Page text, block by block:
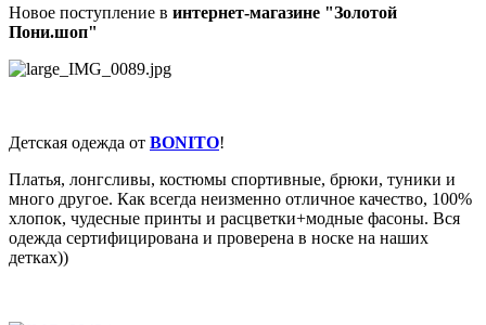
Новое поступление в интернет-магазине "Золотой
Пони.шоп"
Детская одежда от BONITO!
Платья, лонгсливы, костюмы спортивные, брюки, туники и
много другое. Как всегда неизменно отличное качество, 100%
хлопок, чудесные принты и расцветки+модные фасоны. Вся
одежда сертифицирована и проверена в носке на наших
детках))